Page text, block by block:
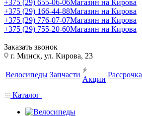
+375 (29) 655-06-06Магазин на Кирова
+375 (29) 166-44-88Магазин на Кирова
+375 (29) 776-07-07Магазин на Кирова
+375 (29) 755-20-60Магазин на Кирова
Заказать звонок
г. Минск, ул. Кирова, 23
Велосипеды Запчасти
Акции
Рассрочка
Каталог